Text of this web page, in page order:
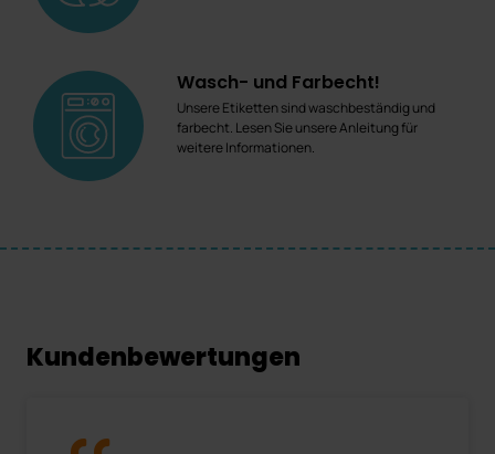
Wasch- und Farbecht!
Unsere Etiketten sind waschbeständig und
farbecht. Lesen Sie unsere Anleitung für
weitere Informationen.
Kundenbewertungen